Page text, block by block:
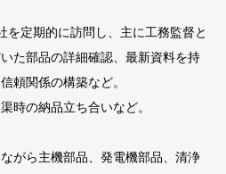
を定期的に訪問し、主に工務監督と
た部品の詳細確認、最新資料を持
頼関係の構築など。
時の納品立ち合いなど。
がら主機部品、発電機部品、清浄